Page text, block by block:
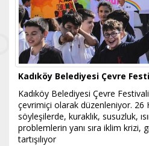
Kadıköy Belediyesi Çevre
Kadıköy Belediyesi Çevre
çevrimiçi olarak düzenleniyor. 26
söyleşilerde, kuraklık, susuzluk,
problemlerin yanı sıra iklim krizi,
tartışılıyor